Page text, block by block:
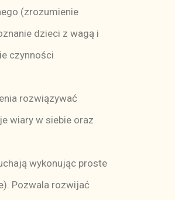
(zrozumienie
dzieci z wagą i
czynności
rozwiązywać
wiary w siebie oraz
wykonując proste
Pozwala rozwijać